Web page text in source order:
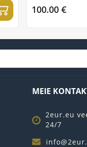
100.00 €
MEIE
2eur.eu
24/7